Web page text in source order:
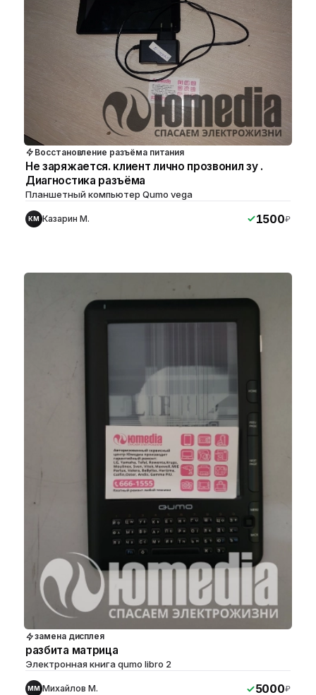
Восстановление разъёма питания
Не заряжается. клиент лично прозвонил зу .
Диагностика разъёма
Планшетный компьютер Qumo vega
КМ Казарин М. 1500₽
замена дисплея
разбита матрица
Электронная книга qumo libro 2
ММ Михайлов М. 5000₽